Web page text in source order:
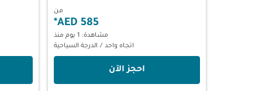
من
585 AED
*
مشاهدة: 1 يوم منذ
اتجاه واحد / الدرجة السياحية
‫احجز الآن‬